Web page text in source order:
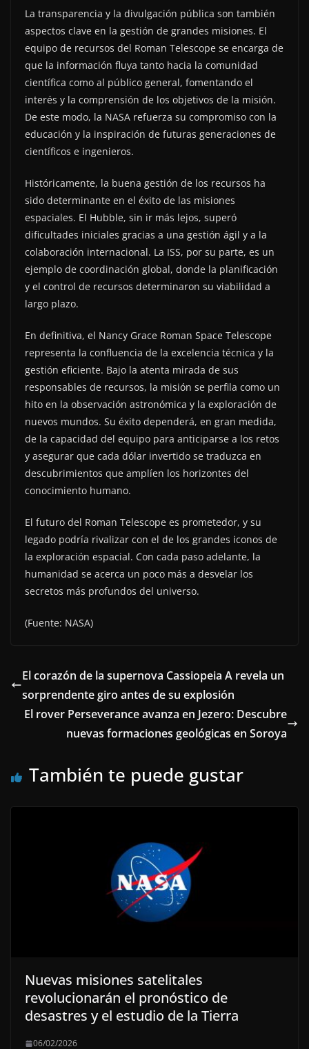
La transparencia y la divulgación pública son también
aspectos clave en la gestión de grandes misiones. El
equipo de recursos del Roman Telescope se encarga de
que la información fluya tanto hacia la comunidad
científica como al público general, fomentando el
interés y la comprensión de los objetivos de la misión.
De este modo, la NASA refuerza su compromiso con la
educación y la inspiración de futuras generaciones de
científicos e ingenieros.
Históricamente, la buena gestión de los recursos ha
sido determinante en el éxito de las misiones
espaciales. El Hubble, sin ir más lejos, superó
dificultades iniciales gracias a una gestión ágil y a la
colaboración internacional. La ISS, por su parte, es un
ejemplo de coordinación global, donde la planificación
y el control de recursos determinaron su viabilidad a
largo plazo.
En definitiva, el Nancy Grace Roman Space Telescope
representa la confluencia de la excelencia técnica y la
gestión eficiente. Bajo la atenta mirada de sus
responsables de recursos, la misión se perfila como un
hito en la observación astronómica y la exploración de
nuevos mundos. Su éxito dependerá, en gran medida,
de la capacidad del equipo para anticiparse a los retos
y asegurar que cada dólar invertido se traduzca en
descubrimientos que amplíen los horizontes del
conocimiento humano.
El futuro del Roman Telescope es prometedor, y su
legado podría rivalizar con el de los grandes iconos de
la exploración espacial. Con cada paso adelante, la
humanidad se acerca un poco más a desvelar los
secretos más profundos del universo.
(Fuente: NASA)
El corazón de la supernova Cassiopeia A revela un
sorprendente giro antes de su explosión
El rover Perseverance avanza en Jezero: Descubre
nuevas formaciones geológicas en Soroya
También te puede gustar
Nuevas misiones satelitales
revolucionarán el pronóstico de
desastres y el estudio de la Tierra
06/02/2026